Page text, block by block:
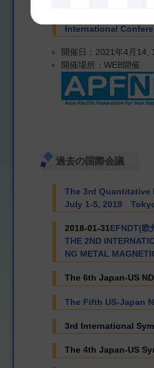
International
開催日：2021年4月14,
開催場所：WEB開催
過去の国際会議
The 3rd Quantitative
July 1-5, 2019
2018-01-31EFNDT(欧
THE 2ND
NG METAL
The 6th Japan-US
The Fifth US-Japan
3rd International
The 4th Japan-US